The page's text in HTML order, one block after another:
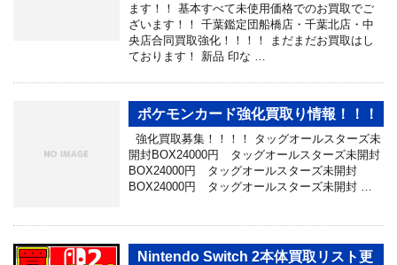
ます！！ 基本すべて未使用価格でのお買取でご
ざいます！！ 千葉鑑定団船橋店・千葉北店・中
央店合同買取強化！！！！ まだまだお買取はし
ております！ 新品 印な …
ポケモンカード強化買取り情報！！！
強化買取募集！！！！ タッグオールスターズ未
開封BOX24000円 タッグオールスターズ未開封
BOX24000円 タッグオールスターズ未開封
BOX24000円 タッグオールスターズ未開封 …
Nintendo Switch 2本体買取リスト更